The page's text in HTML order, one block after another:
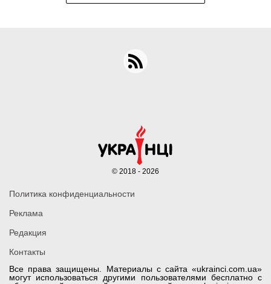
Все права защищены. Материалы с сайта «ukrainci.com.ua»
могут использоваться другими пользователями бесплатно с
Политика конфиденциальности
Реклама
Редакция
Контакты
© 2018 - 2026